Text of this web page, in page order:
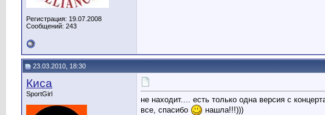
Регистрация: 19.07.2008
Сообщений: 243
23.03.2010, 18:30
Киса
SportGirl
не находит.... есть только одна версия с
все, спасибо
нашла!!!)))